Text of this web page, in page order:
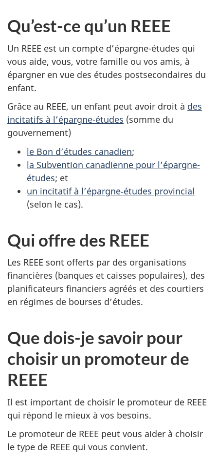
Qu’est-ce qu’un REEE
Un REEE est un compte d’épargne-études qui
vous aide, vous, votre famille ou vos amis, à
épargner en vue des études postsecondaires du
enfant.
Grâce au REEE, un enfant peut avoir droit à des
incitatifs à l’épargne-études (somme du
gouvernement)
le Bon d’études canadien;
la Subvention canadienne pour l’épargne-
études; et
un incitatif à l’épargne‑études provincial
(selon le cas).
Qui offre des REEE
Les REEE sont offerts par des organisations
financières (banques et caisses populaires), des
planificateurs financiers agréés et des courtiers
en régimes de bourses d’études.
Que dois-je savoir pour
choisir un promoteur de
REEE
Il est important de choisir le promoteur de REEE
qui répond le mieux à vos besoins.
Le promoteur de REEE peut vous aider à choisir
le type de REEE qui vous convient.